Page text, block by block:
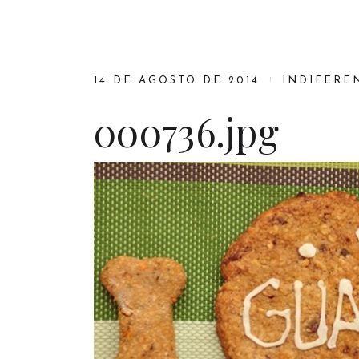
14 DE AGOSTO DE 2014
000736.jpg